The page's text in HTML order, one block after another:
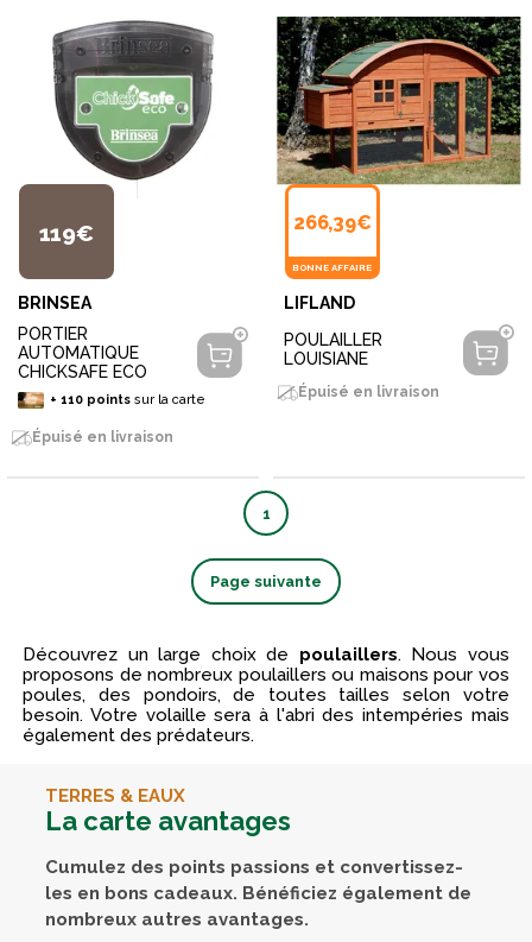
119€
BRINSEA
PORTIER
AUTOMATIQUE
CHICKSAFE ECO
+ 110pointssur la carte
Épuisé en livraison
266,39€
BONNE AFFAIRE
LIFLAND
POULAILLER
LOUISIANE
Épuisé en livraison
1
Page suivante
Découvrez un large choix de poulaillers. Nous vous
proposons de nombreux poulaillers ou maisons pour vos
poules, des pondoirs, de toutes tailles selon votre
besoin. Votre volaille sera à l'abri des intempéries mais
également des prédateurs.
TERRES & EAUX
La carte avantages
Cumulez des points passions et convertissez-
les en bons cadeaux. Bénéficiez également de
nombreux autres avantages.